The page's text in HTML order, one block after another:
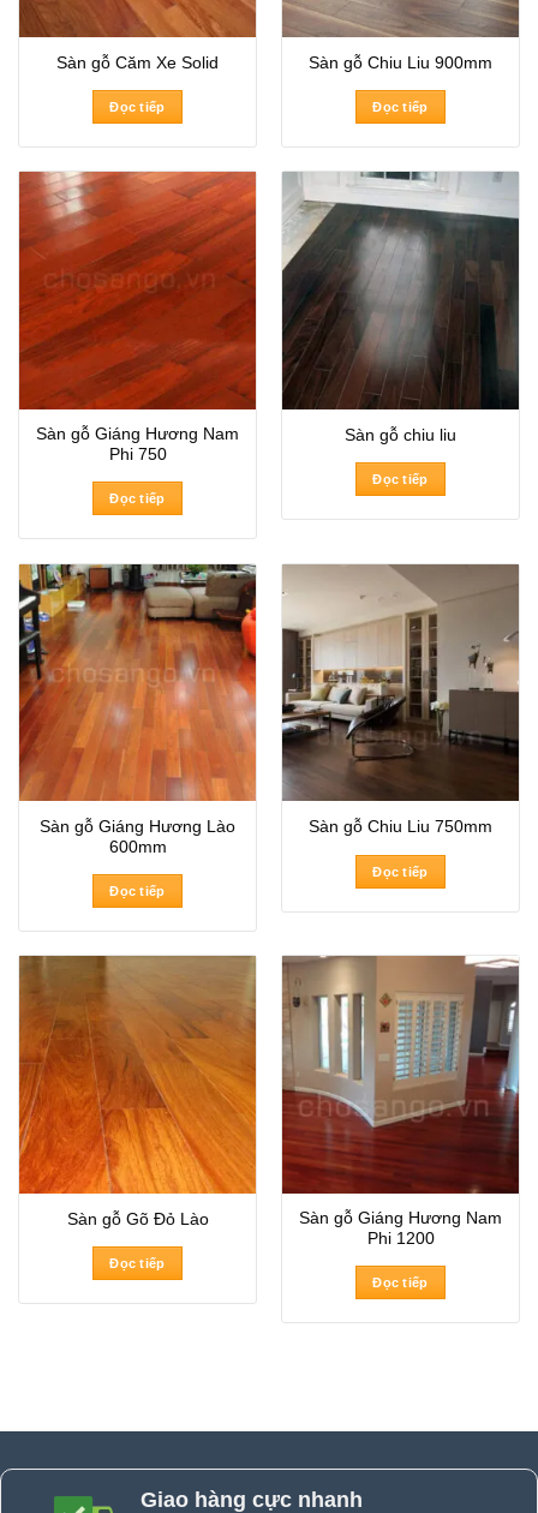
Sàn gỗ Căm Xe Solid
Đọc tiếp
Sàn gỗ Chiu Liu 900mm
Đọc tiếp
Sàn gỗ Giáng Hương Nam
Phi 750
Đọc tiếp
Sàn gỗ chiu liu
Đọc tiếp
Sàn gỗ Giáng Hương Lào
600mm
Đọc tiếp
Sàn gỗ Chiu Liu 750mm
Đọc tiếp
Sàn gỗ Gõ Đỏ Lào
Đọc tiếp
Sàn gỗ Giáng Hương Nam
Phi 1200
Đọc tiếp
Giao hàng cực nhanh